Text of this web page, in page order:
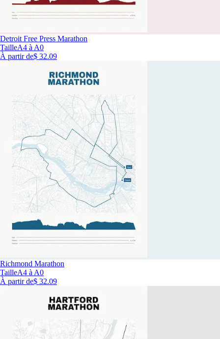
Detroit Free Press Marathon
TailleA4 à A0
À partir de$ 32.09
Richmond Marathon
TailleA4 à A0
À partir de$ 32.09